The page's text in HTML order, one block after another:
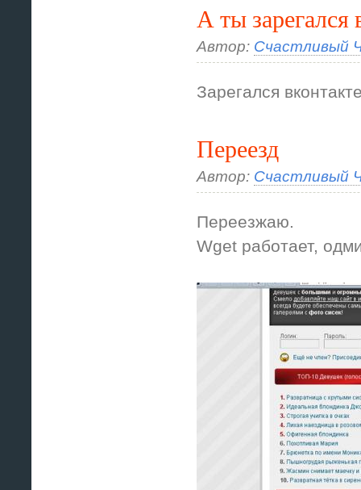
А ты зарегался
Автор: Счастливый
Зарегался
Переезд
Автор: Счастливый
Переезжаю.
Wget работает,